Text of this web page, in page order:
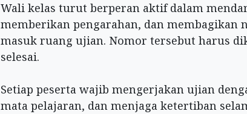
Wali kelas turut berperan aktif dalam
memberikan pengarahan, dan membagikan
masuk ruang ujian. Nomor tersebut harus
selesai.
‎Setiap peserta wajib mengerjakan ujian
mata pelajaran, dan menjaga ketertiban